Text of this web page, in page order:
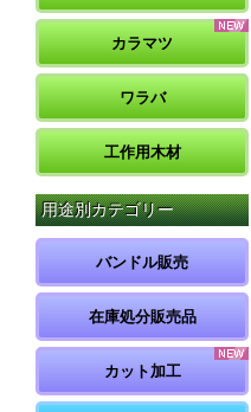
カラマツ
ワラバ
工作用木材
用途別カテゴリー
バンドル販売
在庫処分販売品
カット加工